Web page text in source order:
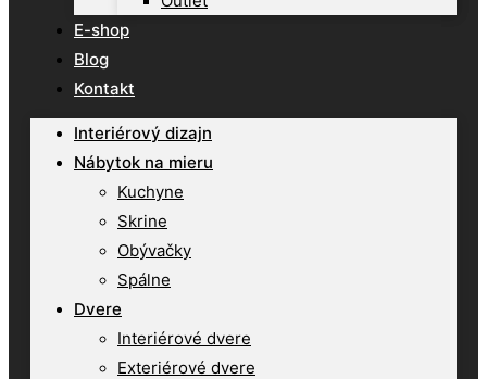
E-shop
Blog
Kontakt
Interiérový dizajn
Nábytok na mieru
Kuchyne
Skrine
Obývačky
Spálne
Dvere
Interiérové dvere
Exteriérové dvere